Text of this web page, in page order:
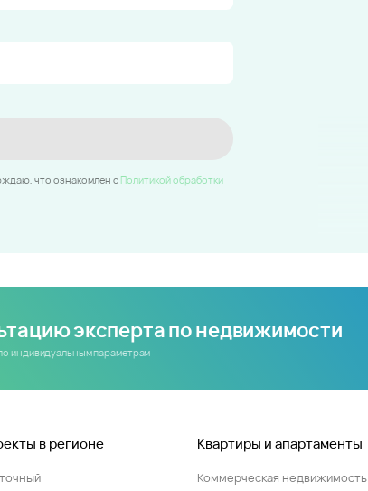
что ознакомлен c Политикой обработки
эксперта по недвижимости
индивидуальным параметрам
в регионе Квартиры и апартаменты
Коммерческая недвижимость